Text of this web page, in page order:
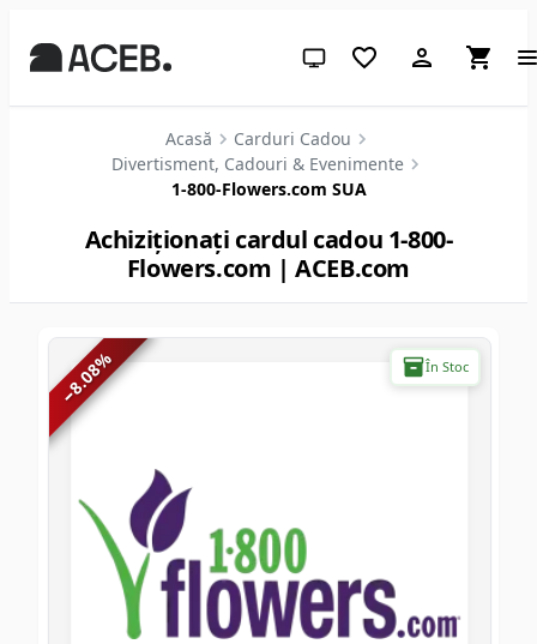
Temă sistem (apasă pentru
Acasă
Carduri Cadou
Divertisment, Cadouri & Evenimente
1-800-Flowers.com SUA
Achiziționați cardul cadou 1-800-
Flowers.com | ACEB.com
În Stoc
−
8.08
%